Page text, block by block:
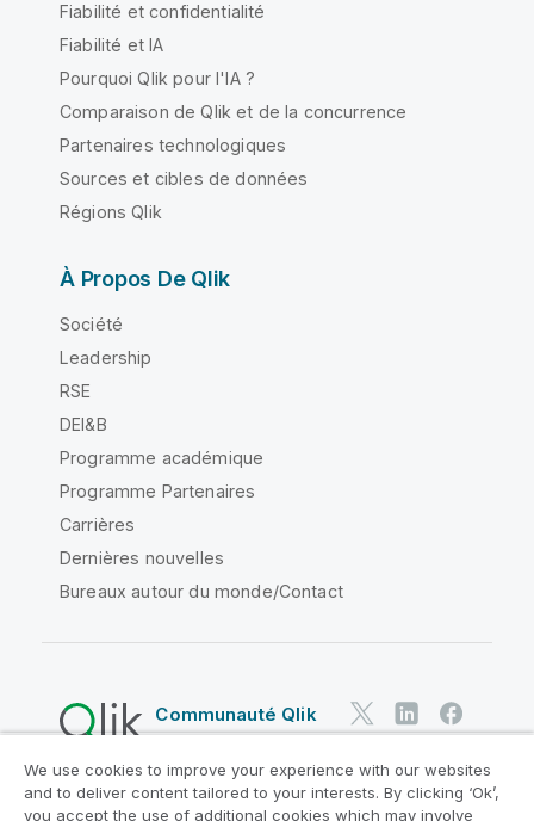
Fiabilité et confidentialité
Fiabilité et IA
Pourquoi Qlik pour l'IA ?
Comparaison de Qlik et de la concurrence
Partenaires technologiques
Sources et cibles de données
Régions Qlik
À Propos De Qlik
Société
Leadership
RSE
DEI&B
Programme académique
Programme Partenaires
Carrières
Dernières nouvelles
Bureaux autour du monde/Contact
Communauté Qlik
Contrats juridiques
Conditions d'utilisation des produits
We use cookies to improve your experience with our websites
and to deliver content tailored to your interests. By clicking ‘Ok’,
you accept the use of additional cookies which may involve